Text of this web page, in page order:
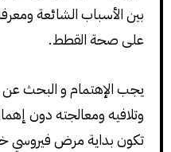
بين الأسباب الشائعة
على صحة القطط.
يجب الإهتمام و البحث
وتلافيه ومعالجته دون
تكون بداية مرض فيروسي